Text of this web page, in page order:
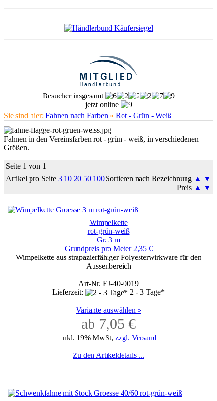
Besucher insgesamt
jetzt online
Sie sind hier: Fahnen nach Farben » Rot - Grün - Weiß
Fahnen in den Vereinsfarben rot - grün - weiß, in verschiedenen
Größen.
Seite 1 von 1
Artikel pro Seite 3 10 20 50 100Sortieren nach Bezeichnung ▲
▼
Preis ▲ ▼
Wimpelkette
rot-grün-weiß
Gr. 3 m
Grundpreis pro Meter 2,35 €
Wimpelkette aus strapazierfähiger Polyesterwirkware für den
Aussenbereich
Art-Nr. EJ-40-0019
Lieferzeit:
2 - 3 Tage*
Variante auswählen »
ab 7,05 €
inkl. 19% MwSt, zzgl. Versand
Zu den Artikeldetails ...